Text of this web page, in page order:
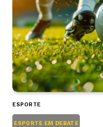
ESPORTE
ESPORTE EM DEBATE